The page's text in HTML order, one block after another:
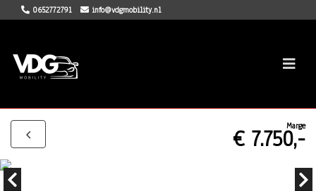
0652772791 info@vdgmobility.nl
Marge
€ 7.750,-